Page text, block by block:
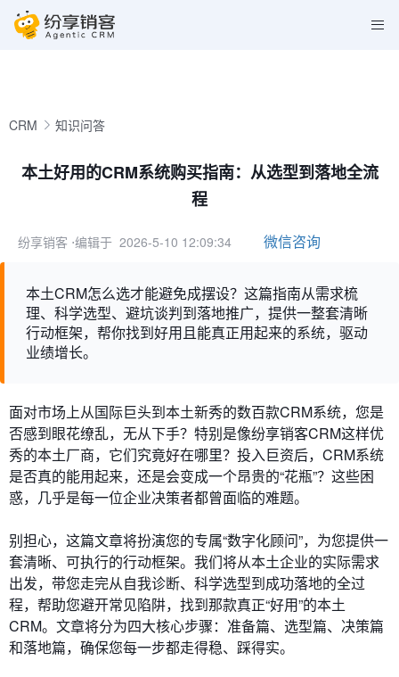
CRM 知识问答
本土好用的CRM系统购买指南：从选型到落地全流
程
纷享销客 ⋅编辑于 2026-5-10 12:09:34 微信咨询
本土CRM怎么选才能避免成摆设？这篇指南从需求梳
理、科学选型、避坑谈判到落地推广，提供一整套清晰
行动框架，帮你找到好用且能真正用起来的系统，驱动
业绩增长。
面对市场上从国际巨头到本土新秀的数百款CRM系统，您是
否感到眼花缭乱，无从下手？特别是像纷享销客CRM这样优
秀的本土厂商，它们究竟好在哪里？投入巨资后，CRM系统
是否真的能用起来，还是会变成一个昂贵的“花瓶”？这些困
惑，几乎是每一位企业决策者都曾面临的难题。
别担心，这篇文章将扮演您的专属“数字化顾问”，为您提供一
套清晰、可执行的行动框架。我们将从本土企业的实际需求
出发，带您走完从自我诊断、科学选型到成功落地的全过
程，帮助您避开常见陷阱，找到那款真正“好用”的本土
CRM。文章将分为四大核心步骤：准备篇、选型篇、决策篇
和落地篇，确保您每一步都走得稳、踩得实。